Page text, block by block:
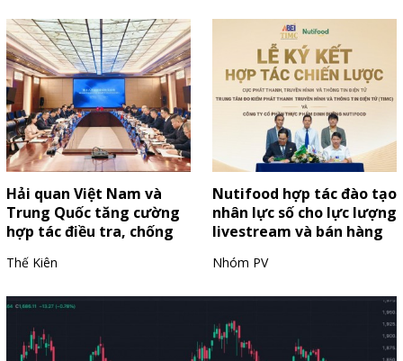
Hải quan Việt Nam và
Trung Quốc tăng cường
hợp tác điều tra, chống
thương mại
Thế Kiên
Nutifood hợp tác đào tạo
nhân lực số cho lực lượng
livestream và bán hàng
Nhóm PV